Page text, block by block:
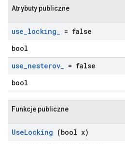
Atrybuty publiczne
use_locking_ = false
bool
use_nesterov_ = false
bool
Funkcje publiczne
UseLocking (bool x)